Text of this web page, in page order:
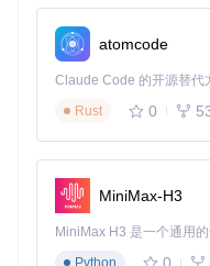
序，包括声卡、网卡
SMBIOS设置：自动
统正常识别硬件并启
硬件支持推荐表
推荐型号
CPU
Intel Core i5/i7/
atomcode
Rust
0
MiniMax-H3
Python
0